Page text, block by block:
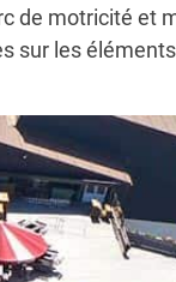
de motricité et
sur les